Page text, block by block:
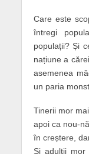
Care este
întregi
populații? Și
națiune a
asemenea
un paria
Tinerii mor
apoi ca nou-
în creștere,
Și adulții